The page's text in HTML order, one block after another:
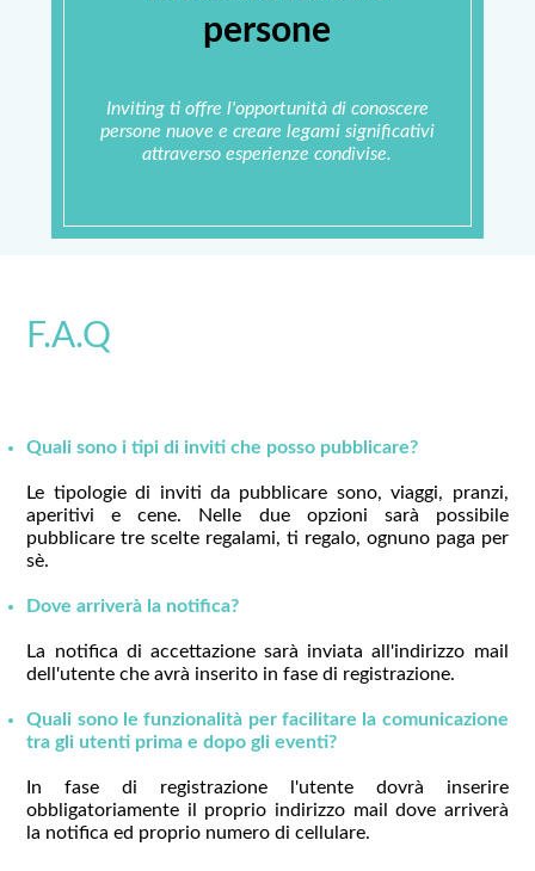
persone
Inviting ti offre l'opportunità di conoscere
persone nuove e creare legami significativi
attraverso esperienze condivise.
F.A.Q
Quali sono i tipi di inviti che posso pubblicare?
Le tipologie di inviti da pubblicare sono, viaggi, pranzi,
aperitivi e cene. Nelle due opzioni sarà possibile
pubblicare tre scelte regalami, ti regalo, ognuno paga per
sè.
Dove arriverà la notifica?
La notifica di accettazione sarà inviata all'indirizzo mail
dell'utente che avrà inserito in fase di registrazione.
Quali sono le funzionalità per facilitare la comunicazione
tra gli utenti prima e dopo gli eventi?
In fase di registrazione l'utente dovrà inserire
obbligatoriamente il proprio indirizzo mail dove arriverà
la notifica ed proprio numero di cellulare.